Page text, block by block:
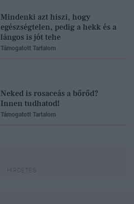
Mindenki azt hiszi, hogy
egészségtelen, pedig a hekk és a
lángos is jót tehe
Támogatott Tartalom
Neked is rosaceás a bőrőd?
Innen tudhatod!
Támogatott Tartalom